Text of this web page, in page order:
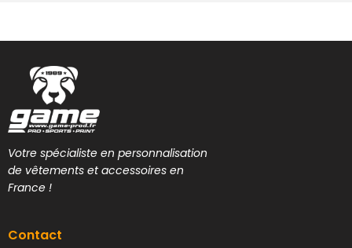
Votre spécialiste en personnalisation
de vêtements et accessoires en
France !
Contact